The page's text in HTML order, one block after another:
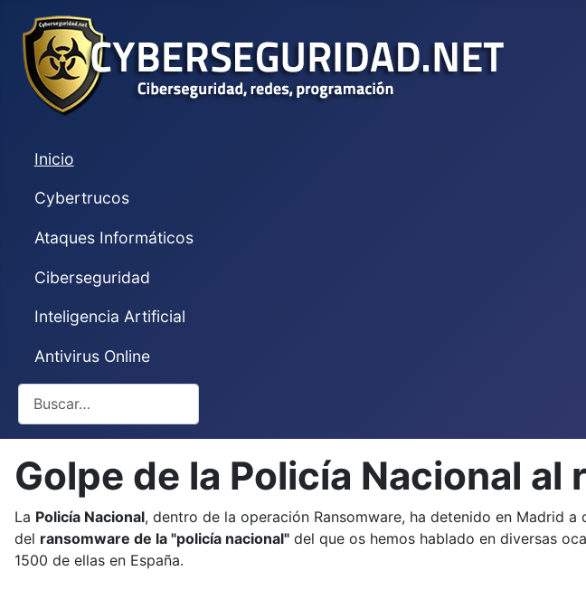
Inicio
Cybertrucos
Ataques Informáticos
Ciberseguridad
Inteligencia Artificial
Antivirus Online
Buscar
Golpe de la Policía Nacional al
La Policía Nacional, dentro de la operación Ransomware, ha detenido en Madrid
del ransomware de la "policía nacional" del que os hemos hablado en diversas
1500 de ellas en España.